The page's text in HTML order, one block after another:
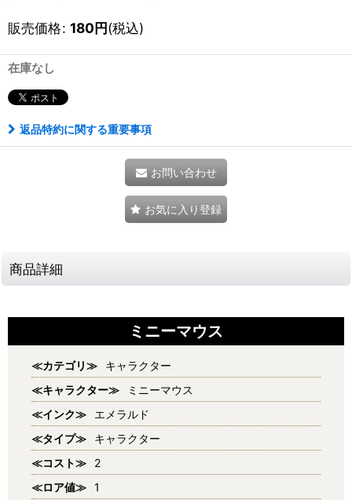
販売価格: 180円(税込)
在庫なし
返品特約に関する重要事項
お問い合わせ
お気に入り登録
商品詳細
ミニーマウス
≪カテゴリ≫
キャラクター
≪キャラクター≫
ミニーマウス
≪インク≫
エメラルド
≪タイプ≫
キャラクター
≪コスト≫
2
≪ロア値≫ 1